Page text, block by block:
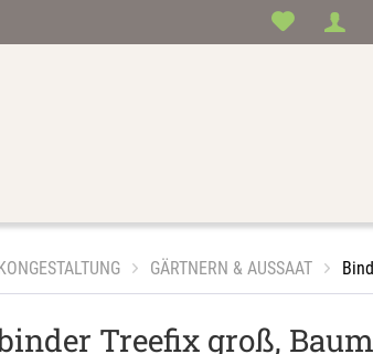
GÄRTNERN & AUSSAAT
Treefix groß, Baum